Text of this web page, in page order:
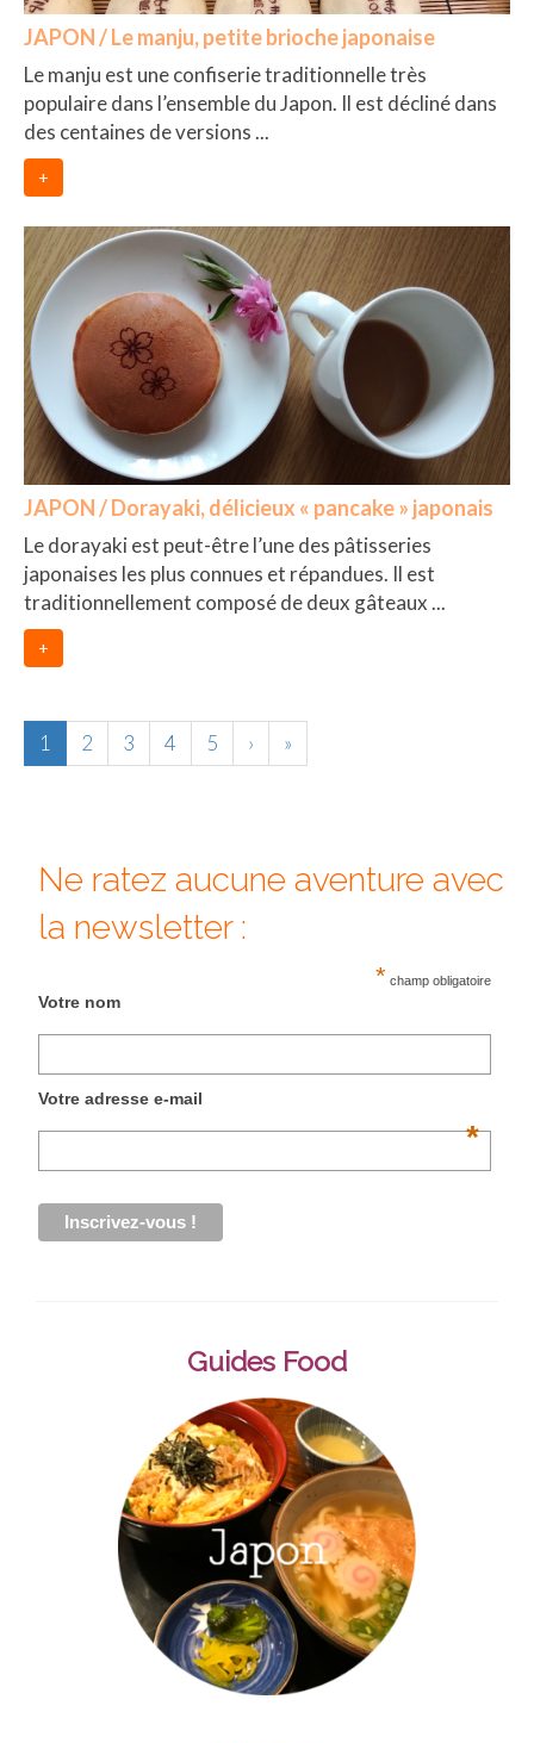
JAPON / Le manju, petite brioche japonaise
Le manju est une confiserie traditionnelle très
populaire dans l’ensemble du Japon. Il est décliné dans
des centaines de versions ...
+
JAPON / Dorayaki, délicieux « pancake » japonais
Le dorayaki est peut-être l’une des pâtisseries
japonaises les plus connues et répandues. Il est
traditionnellement composé de deux gâteaux ...
+
1 2 3 4 5 › »
Ne ratez aucune aventure avec
la newsletter :
* champ obligatoire
Votre nom
Votre adresse e-mail
*
Guides Food